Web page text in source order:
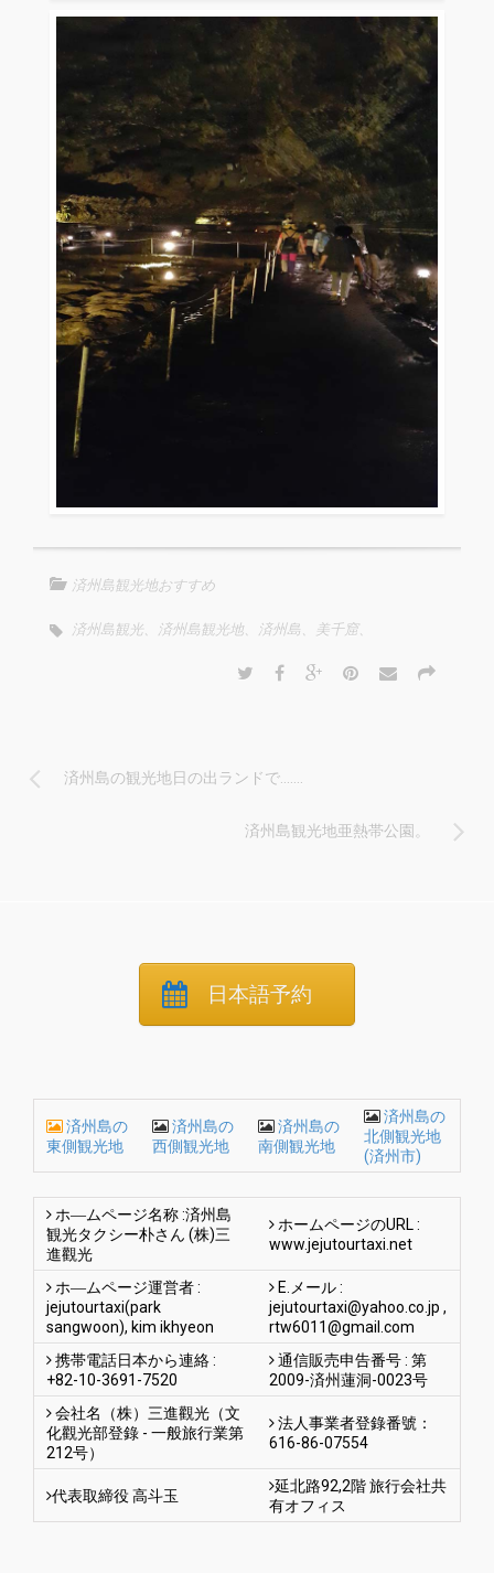
済州島観光地おすすめ
済州島観光、済州島観光地、済州島、美千窟、
済州島の観光地日の出ランドで…….
済州島観光地亜熱帯公園。
日本語予約
済州島の
東側観光地
済州島の
西側観光地
済州島の
南側観光地
済州島の
北側観光地
(済州市)
ホ―ムページ名称 :済州島
観光タクシー朴さん (株)三
進觀光
ホームページのURL :
www.jejutourtaxi.net
ホ―ムページ運営者 :
jejutourtaxi(park
sangwoon), kim ikhyeon
E.メール :
jejutourtaxi@yahoo.co.jp ,
rtw6011@gmail.com
携帯電話日本から連絡 :
+82-10-3691-7520
通信販売申告番号 : 第
2009-済州蓮洞-0023号
会社名（株）三進觀光（文
化觀光部登錄 - 一般旅行業第
212号）
法人事業者登錄番號：
616-86-07554
代表取締役 高斗玉
延北路92,2階 旅行会社共
有オフィス